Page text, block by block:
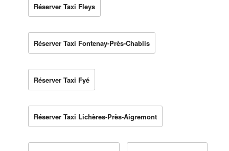
Réserver Taxi Fleys
Réserver Taxi Fontenay-Près-Chablis
Réserver Taxi Fyé
Réserver Taxi Lichères-Près-Aigremont